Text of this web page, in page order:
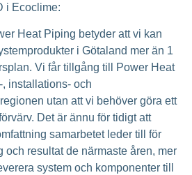
i Ecoclime:
Heat Piping betyder att vi kan
i Götaland mer än 1
Vi får tillgång till Power Heat
installations- och
utan att vi behöver göra ett
Det är ännu för tidigt att
samarbetet leder till för
och resultat de närmaste åren, mer
system och komponenter till